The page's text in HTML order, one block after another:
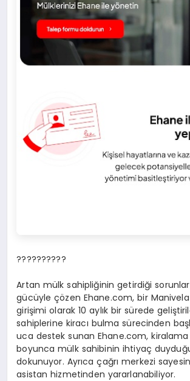
??????????
Artan mülk sahipliğinin getirdiği
gücüyle çözen Ehane.com, bir
girişimi olarak 10 aylık bir sürede
sahiplerine kiracı bulma sürecinden
uca destek sunan Ehane.com, kiralama
boyunca mülk sahibinin ihtiyaç
dokunuyor. Ayrıca çağrı merkezi
asistan hizmetinden yararlanabiliyor.